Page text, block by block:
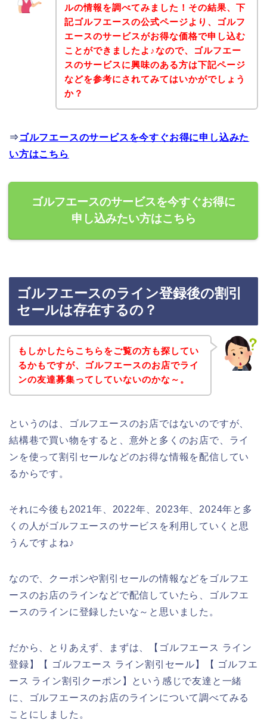
ルの情報を調べてみました！その結果、下
記ゴルフエースの公式ページより、ゴルフ
エースのサービスがお得な価格で申し込む
ことができましたよ♪なので、ゴルフエー
スのサービスに興味のある方は下記ページ
などを参考にされてみてはいかがでしょう
か？
⇒ ゴルフエースのサービスを今すぐお得に申し込みた
い方はこちら
ゴルフエースのサービスを今すぐお得に
申し込みたい方はこちら
ゴルフエースのライン登録後の割引
セールは存在するの？
もしかしたらこちらをご覧の方も探してい
るかもですが、ゴルフエースのお店でライ
ンの友達募集ってしていないのかな～。
というのは、ゴルフエースのお店ではないのですが、
結構巷で買い物をすると、意外と多くのお店で、ライ
ンを使って割引セールなどのお得な情報を配信してい
るからです。
それに今後も2021年、2022年、2023年、2024年と多
くの人がゴルフエースのサービスを利用していくと思
うんですよね♪
なので、クーポンや割引セールの情報などをゴルフエ
ースのお店のラインなどで配信していたら、ゴルフエ
ースのラインに登録したいな～と思いました。
だから、とりあえず、まずは、【ゴルフエース ライン
登録】【 ゴルフエース ライン割引セール】【 ゴルフエ
ース ライン割引クーポン】という感じで友達と一緒
に、ゴルフエースのお店のラインについて調べてみる
ことにしました。